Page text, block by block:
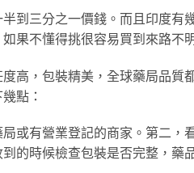
到三分之一價錢。而且印度有
果不懂得挑很容易買到來路不
高，包裝精美，全球藥局品質
點：
或有營業登記的商家。第二，
的時候檢查包裝是否完整，藥